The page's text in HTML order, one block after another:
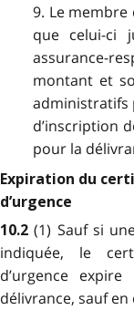
9. Le
que celui-ci
assurance-
montant et
administratifs
d’inscription
pour la
Expiration du
d’urgence
10.2(1) Sauf si
indiquée, le
d’urgence
délivrance, sauf